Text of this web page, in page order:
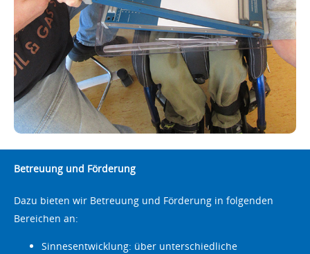
Betreuung und Förderung
Dazu bieten wir Betreuung und Förderung in folgenden
Bereichen an:
Sinnesentwicklung: über unterschiedliche